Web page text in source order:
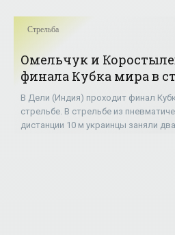
Стрельба
Омельчук и
финала Кубка мира в
пистолета - «Стрельба»
В Дели (Индия) проходит финал
стрельбе. В стрельбе из
дистанции 10 м украинцы заняли